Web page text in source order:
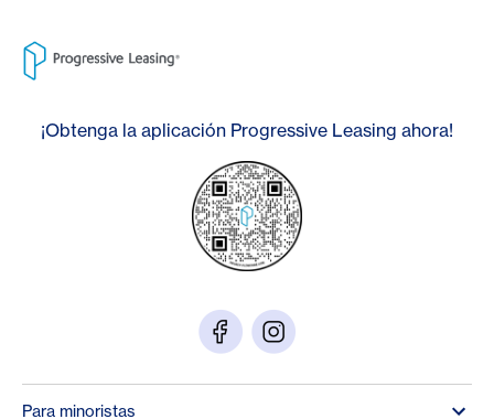
¡Obtenga la aplicación Progressive Leasing ahora!
Para minoristas